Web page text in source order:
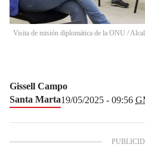
Visita de misión diplomática de la ONU /
Gissell Campo
Santa Marta19/05/2025 - 09:56